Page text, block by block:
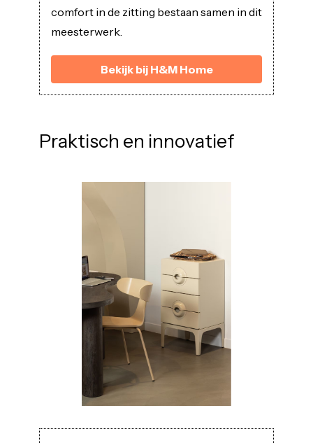
comfort in de zitting bestaan samen in dit
meesterwerk.
Bekijk bij H&M Home
Praktisch en innovatief